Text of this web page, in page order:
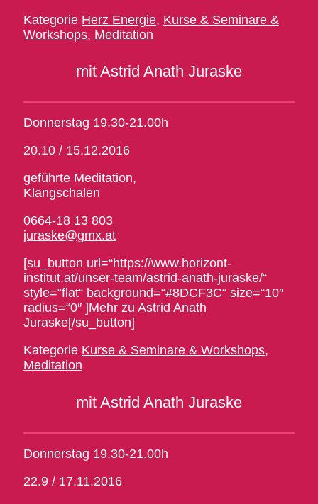
Kategorie Herz Energie, Kurse & Seminare &
Workshops, Meditation
mit Astrid Anath Juraske
Donnerstag 19.30-21.00h
20.10 / 15.12.2016
geführte Meditation,
Klangschalen
0664-18 13 803
juraske@gmx.at
[su_button url=“https://www.horizont-
institut.at/unser-team/astrid-anath-juraske/“
style=“flat“ background=“#8DCF3C“ size=“10″
radius=“0″ ]Mehr zu Astrid Anath
Juraske[/su_button]
Kategorie Kurse & Seminare & Workshops,
Meditation
mit Astrid Anath Juraske
Donnerstag 19.30-21.00h
22.9 / 17.11.2016